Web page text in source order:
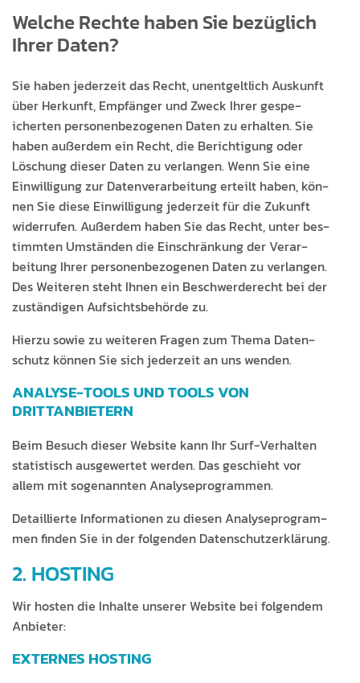
Welche Rechte haben Sie bezüglich
Ihrer Daten?
Sie haben jed­erzeit das Recht, unent­geltlich Auskun­ft
über Herkun­ft, Empfänger und Zweck Ihrer gespe­
icherten per­so­n­en­be­zo­ge­nen Dat­en zu erhal­ten. Sie
haben außer­dem ein Recht, die Berich­ti­gung oder
Löschung dieser Dat­en zu ver­lan­gen. Wenn Sie eine
Ein­willi­gung zur Daten­ver­ar­beitung erteilt haben, kön­
nen Sie diese Ein­willi­gung jed­erzeit für die Zukun­ft
wider­rufen. Außer­dem haben Sie das Recht, unter bes­
timmten Umstän­den die Ein­schränkung der Ver­ar­
beitung Ihrer per­so­n­en­be­zo­ge­nen Dat­en zu ver­lan­gen.
Des Weit­eren ste­ht Ihnen ein Beschw­erderecht bei der
zuständi­gen Auf­sichts­be­hörde zu.
Hierzu sowie zu weit­eren Fra­gen zum The­ma Daten­
schutz kön­nen Sie sich jed­erzeit an uns wenden.
ANALYSE-TOOLS UND TOOLS VON
DRITTANBIETERN
Beim Besuch dieser Web­site kann Ihr Surf-Ver­hal­ten
sta­tis­tisch aus­gew­ertet wer­den. Das geschieht vor
allem mit soge­nan­nten Analyseprogrammen.
Detail­lierte Infor­ma­tio­nen zu diesen Analy­se­pro­gram­
men find­en Sie in der fol­gen­den Datenschutzerklärung.
2. HOSTING
Wir hosten die Inhalte unser­er Web­site bei fol­gen­dem
Anbieter:
EXTERNES HOSTING